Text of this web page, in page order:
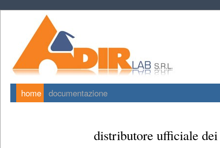
home documentazione
distributore ufficiale